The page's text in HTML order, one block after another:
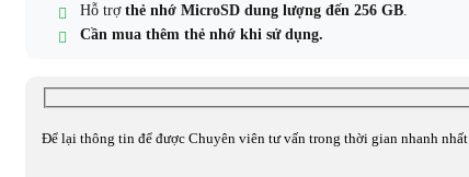
Hỗ trợ thẻ nhớ MicroSD dung lượng đến 256 GB
Cần mua thêm thẻ nhớ khi sử dụng.
Để lại thông tin để được Chuyên viên tư vấn trong thời gian nhanh nhất